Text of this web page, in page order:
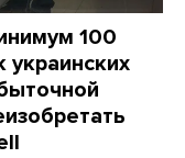
100
украинских